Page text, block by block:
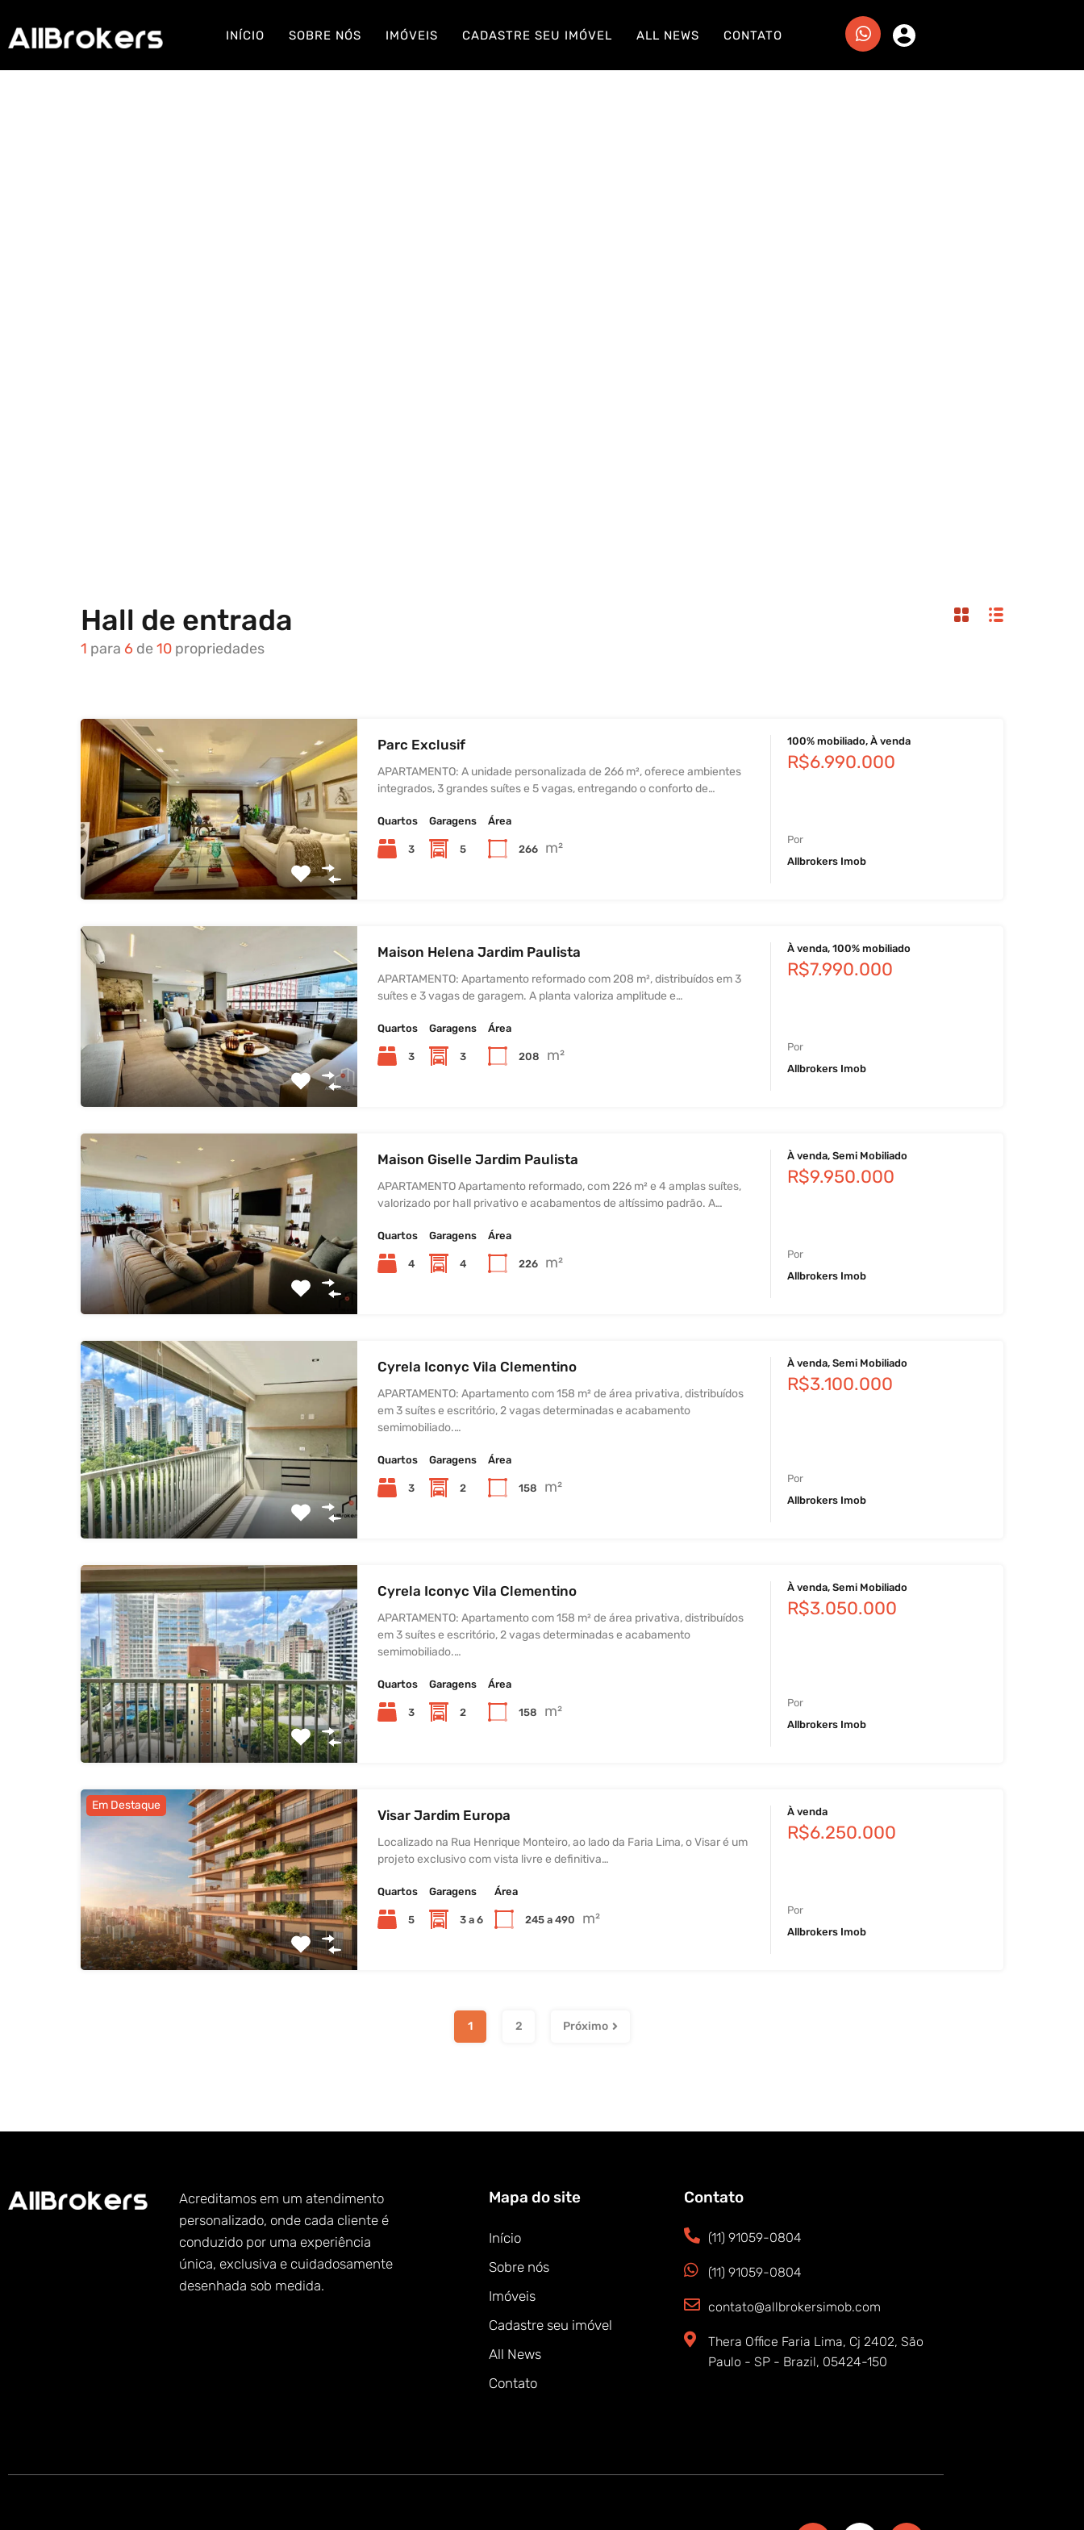
INÍCIO SOBRE NÓS IMÓVEIS CADASTRE SEU IMÓVEL ALL NEWS CONTATO
Hall de entrada
1 para 6 de10 propriedades
Parc Exclusif
APARTAMENTO: A unidade personalizada de 266 m², oferece ambientes
integrados, 3 grandes suítes e 5 vagas, entregando o conforto de…
Quartos
3
Garagens
5
Área
266 m²
100% mobiliado, À venda
R$6.990.000
Por
Allbrokers Imob
Maison Helena Jardim Paulista
APARTAMENTO: Apartamento reformado com 208 m², distribuídos em 3
suítes e 3 vagas de garagem. A planta valoriza amplitude e…
Quartos
3
Garagens
3
Área
208 m²
À venda, 100% mobiliado
R$7.990.000
Por
Allbrokers Imob
Maison Giselle Jardim Paulista
APARTAMENTO Apartamento reformado, com 226 m² e 4 amplas suítes,
valorizado por hall privativo e acabamentos de altíssimo padrão. A…
Quartos
4
Garagens
4
Área
226 m²
À venda, Semi Mobiliado
R$9.950.000
Por
Allbrokers Imob
Cyrela Iconyc Vila Clementino
APARTAMENTO: Apartamento com 158 m² de área privativa, distribuídos
em 3 suítes e escritório, 2 vagas determinadas e acabamento
semimobiliado.…
Quartos
3
Garagens
2
Área
158 m²
À venda, Semi Mobiliado
R$3.100.000
Por
Allbrokers Imob
Cyrela Iconyc Vila Clementino
APARTAMENTO: Apartamento com 158 m² de área privativa, distribuídos
em 3 suítes e escritório, 2 vagas determinadas e acabamento
semimobiliado.…
Quartos
3
Garagens
2
Área
158 m²
À venda, Semi Mobiliado
R$3.050.000
Por
Allbrokers Imob
Em Destaque
Visar Jardim Europa
Localizado na Rua Henrique Monteiro, ao lado da Faria Lima, o Visar é um
projeto exclusivo com vista livre e definitiva…
Quartos
5
Garagens
3 a 6
Área
245 a 490 m²
À venda
R$6.250.000
Por
Allbrokers Imob
1 2 Próximo
Acreditamos em um atendimento
personalizado, onde cada cliente é
conduzido por uma experiência
única, exclusiva e cuidadosamente
desenhada sob medida.
Mapa do site
Início
Sobre nós
Imóveis
Cadastre seu imóvel
All News
Contato
Contato
(11) 91059-0804
(11) 91059-0804
contato@allbrokersimob.com
Thera Office Faria Lima, Cj 2402, São
Paulo - SP - Brazil, 05424-150